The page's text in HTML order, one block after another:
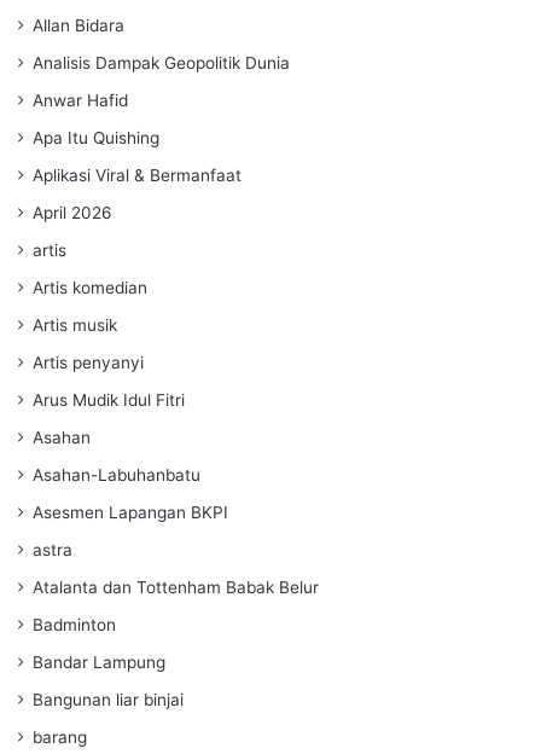
Allan Bidara
Analisis Dampak Geopolitik Dunia
Anwar Hafid
Apa Itu Quishing
Aplikasi Viral & Bermanfaat
April 2026
artis
Artis komedian
Artis musik
Artis penyanyi
Arus Mudik Idul Fitri
Asahan
Asahan-Labuhanbatu
Asesmen Lapangan BKPI
astra
Atalanta dan Tottenham Babak Belur
Badminton
Bandar Lampung
Bangunan liar binjai
barang